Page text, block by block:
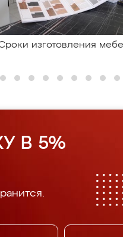
изготовления
В 5%